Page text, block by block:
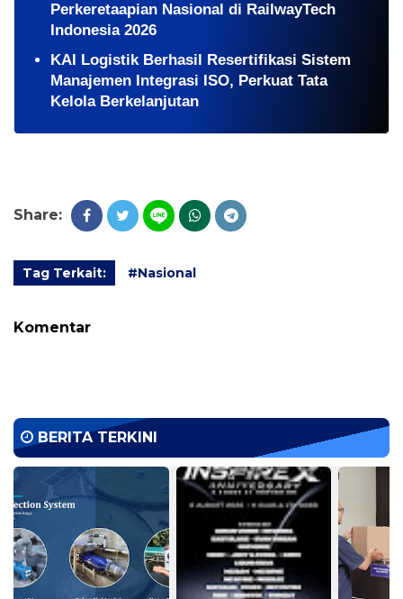
Perkeretaapian Nasional di RailwayTech
Indonesia 2026
KAI Logistik Berhasil Resertifikasi Sistem
Manajemen Integrasi ISO, Perkuat Tata
Kelola Berkelanjutan
Share:
Tag Terkait: #Nasional
Komentar
BERITA TERKINI